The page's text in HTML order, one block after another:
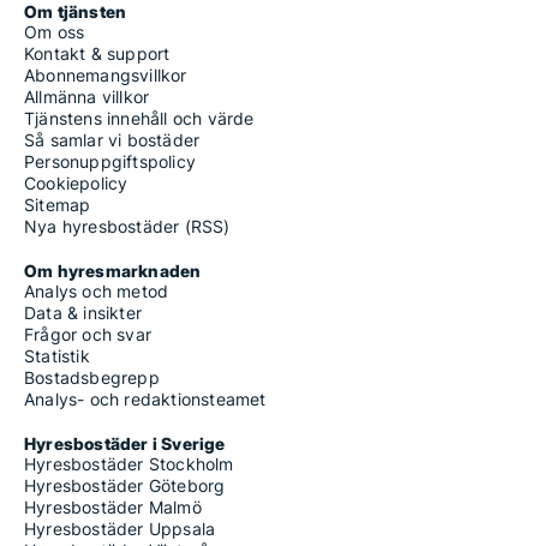
Om tjänsten
Om oss
Kontakt & support
Abonnemangsvillkor
Allmänna villkor
Tjänstens innehåll och värde
Så samlar vi bostäder
Personuppgiftspolicy
Cookiepolicy
Sitemap
Nya hyresbostäder (RSS)
Om hyresmarknaden
Analys och metod
Data & insikter
Frågor och svar
Statistik
Bostadsbegrepp
Analys- och redaktionsteamet
Hyresbostäder i Sverige
Hyresbostäder Stockholm
Hyresbostäder Göteborg
Hyresbostäder Malmö
Hyresbostäder Uppsala